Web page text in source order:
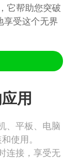
它帮助您突破
享受这个无界
用
、平板、电脑
使用。
连接，享受无